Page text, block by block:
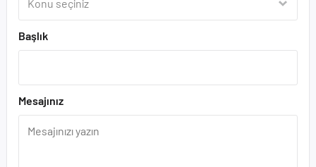
Başlık
Mesajınız